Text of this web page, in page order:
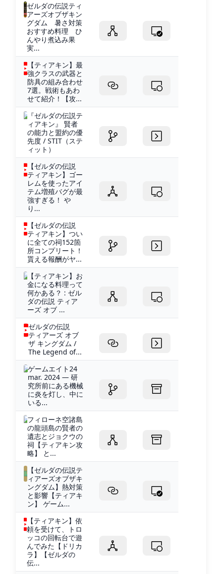
ゼルダの伝説ティ
アーズオブザキン
グダム 暑さ対策
おすすめ料理 ひ
んやり煮込み果
実...
【ティアキン】最
強クラスの武器と
防具の組み合わせ
7選。戦術もあわ
せて紹介！【攻...
『ゼルダの伝説テ
ィアキン』 賢者
の能力と盟約の優
先度 / STIT（ステ
ィット）
【ゼルダの伝説
ティアキン】ゴー
レムを使ったアイ
テム増殖バグが最
強すぎる！ や
り...
【ゼルダの伝説
ティアキン】つい
に全ての祠152箇
所コンプリート！
貰える報酬がヤ...
【ティアキン】お
金になる料理って
何かある？ : ゼル
ダの伝説 ティア
ーズ オブ ...
ゼルダの伝説
ティアーズ オブ
ザ キングダム /
The Legend of...
ゲームエイト24
mar. 2024 — 研
究所前にある機械
に炎を灯し、中に
いる...
フィローネ空諸島
の龍頭島の賢者の
遺志とジョクウの
祠【ティアキン攻
略】 と...
【ゼルダの伝説テ
ィアーズオブザキ
ングダム】熱対策
と影響【ティアキ
ン】 ゲーム...
【ティアキン】依
頼を受けて、トロ
ッコの回転台で遊
んでみた【ドリカ
ラ】【ゼルダの
伝...